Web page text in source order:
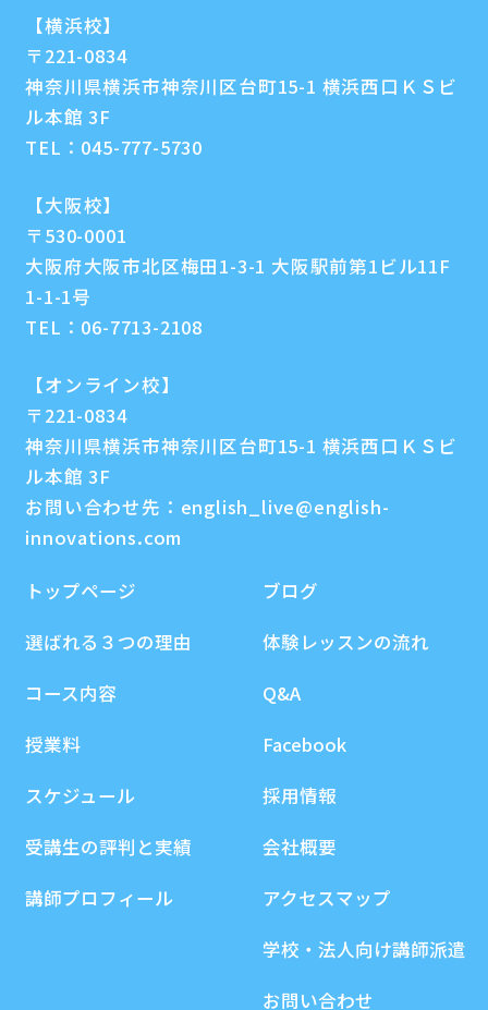
【横浜校】
〒221-0834
神奈川県横浜市神奈川区台町15-1 横浜西口ＫＳビ
ル本館 3F
TEL： 045-777-5730
【大阪校】
〒530-0001
大阪府大阪市北区梅田1-3-1 大阪駅前第1ビル11F
1-1-1号
TEL： 06-7713-2108
【オンライン校】
〒221-0834
神奈川県横浜市神奈川区台町15-1 横浜西口ＫＳビ
ル本館 3F
お問い合わせ先： english_live@english-
innovations.com
トップページ
選ばれる３つの理由
コース内容
授業料
スケジュール
受講生の評判と実績
講師プロフィール
ブログ
体験レッスンの流れ
Q&A
Facebook
採用情報
会社概要
アクセスマップ
学校・法人向け講師派遣
お問い合わせ